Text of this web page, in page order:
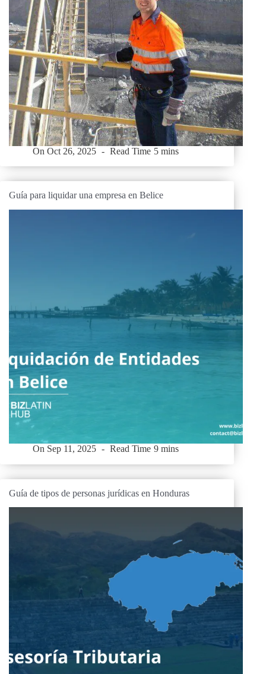
On Oct 26, 2025 Read Time 5 mins
Guía para liquidar una empresa en Belice
On Sep 11, 2025 Read Time 9 mins
Guía de tipos de personas jurídicas en Honduras